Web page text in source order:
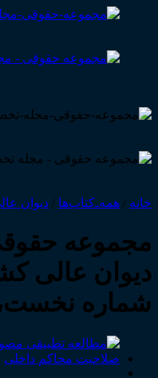
خانه / همه‌ـ‌کتاب‌ها / دیوان
مجموعه
دیوان عالی
شماره نخست،